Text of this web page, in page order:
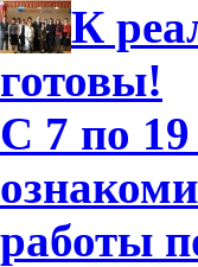
К
готовы!
С 7 по
работы